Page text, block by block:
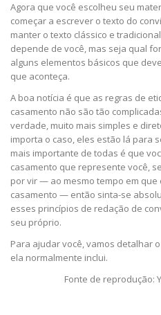
Agora que você escolheu seu
começar a escrever o texto do
manter o texto clássico e
depende de você, mas seja qual
alguns elementos básicos que
que aconteça.
A boa notícia é que as regras de
casamento não são tão
verdade, muito mais simples e
importa o caso, eles estão lá para
mais importante de todas é que
casamento que represente você,
por vir — ao mesmo tempo em
casamento — então sinta-se
esses princípios de redação de
seu próprio.
Para ajudar você, vamos detalhar
ela normalmente inclui.
Fonte de reprodução: